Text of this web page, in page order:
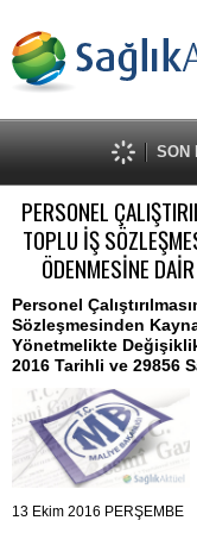
SON
PERSONEL
TOPLU İŞ
ÖDENMESİNE
Personel
Sözleşmesinden
Yönetmelikte
2016 Tarihli ve 29856
13 Ekim 2016 PERŞEMBE